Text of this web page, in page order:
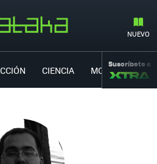
NUEVO
CIENCIA MOVILIDAD
Suscríbete a